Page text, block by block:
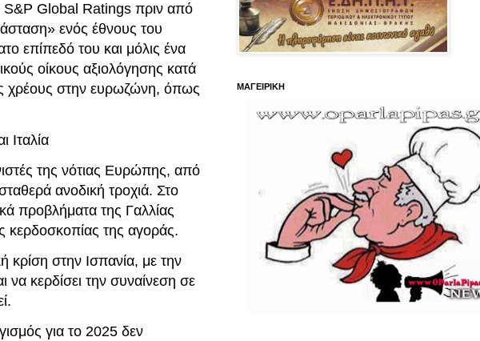
S&P Global Ratings πριν από
ενός έθνους του
επίπεδό του και μόλις ένα
οίκους αξιολόγησης κατά
χρέους στην ευρωζώνη, όπως
Ιταλία
της νότιας Ευρώπης, από
ανοδική τροχιά. Στο
προβλήματα της Γαλλίας
κερδοσκοπίας της αγοράς.
κρίση στην Ισπανία, με την
κερδίσει την συναίνεση σε
για το 2025 δεν
ΜΑΓΕΙΡΙΚΗ